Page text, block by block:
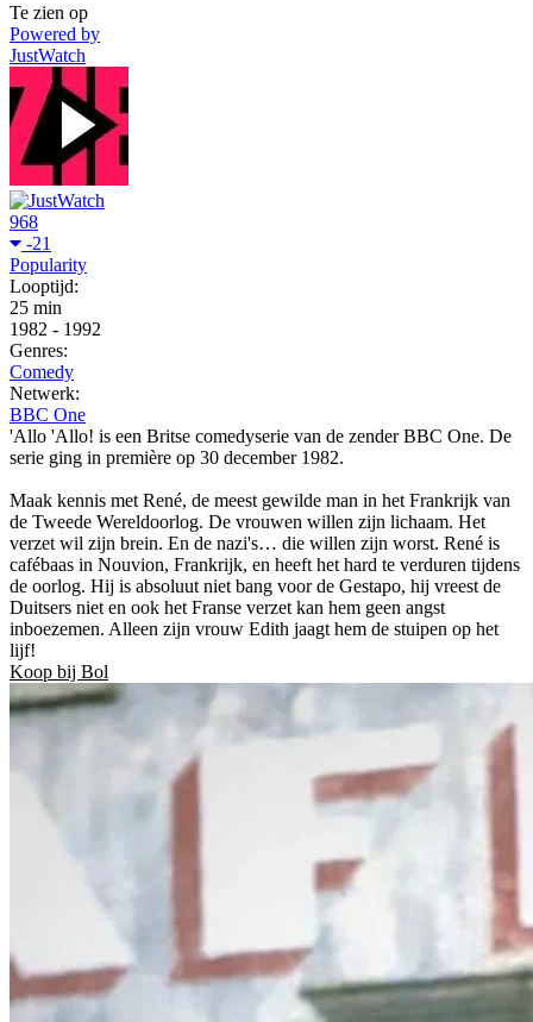
Te zien op
Powered by
JustWatch
968
-21
Popularity
Looptijd:
25 min
1982 - 1992
Genres:
Comedy
Netwerk:
BBC One
'Allo 'Allo! is een Britse comedyserie van de zender BBC One. De
serie ging in première op 30 december 1982.
Maak kennis met René, de meest gewilde man in het Frankrijk van
de Tweede Wereldoorlog. De vrouwen willen zijn lichaam. Het
verzet wil zijn brein. En de nazi's… die willen zijn worst. René is
cafébaas in Nouvion, Frankrijk, en heeft het hard te verduren tijdens
de oorlog. Hij is absoluut niet bang voor de Gestapo, hij vreest de
Duitsers niet en ook het Franse verzet kan hem geen angst
inboezemen. Alleen zijn vrouw Edith jaagt hem de stuipen op het
lijf!
Koop bij Bol